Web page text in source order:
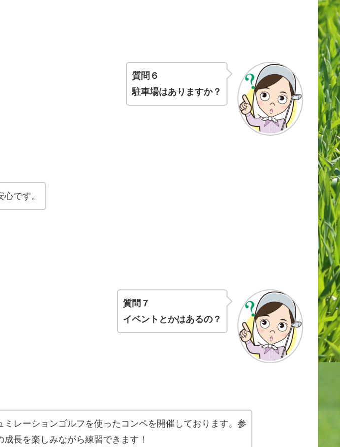
質問６
駐車場はありますか？
です。
質問７
イベントとかはあるの？
レーションゴルフを使ったコンペを開催しております。参
長を楽しみながら練習できます！